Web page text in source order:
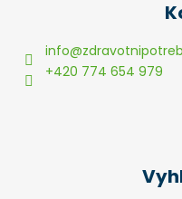
info@
+420 774 654 979